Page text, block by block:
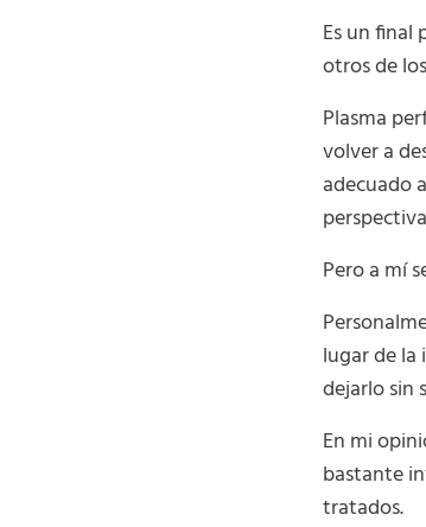
Es un final
otros de
Plasma
volver a
adecuado
Pero a mí
lugar de la
dejarlo sin
En mi
bastante
tratados.